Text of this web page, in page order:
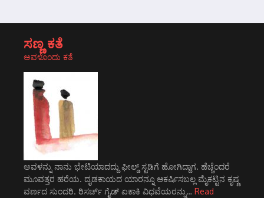
ಸಣ್ಣ ಕತೆ
ಅವಳೊಂದು ಕತೆ
ಅವಳನ್ನು ನಾನು ಭೇಟಿಯಾದದ್ದು ಫೀಲ್ಡ್ ಸ್ಟಡಿಗೆ ಹೋಗಿದ್ದಾಗ. ಹೆಚ್ಚೆಂದರೆ
ಮೂವತ್ತರ ಹರೆಯ. ದೃಡಕಾಯದ ಯಾರನ್ನೂ ಆಕರ್ಷಿಸಬಲ್ಲ ಮೈಕಟ್ಟಿನ ಕೃಷ್ಣ
ವರ್ಣದ ಸುಂದರಿ. ರಿಸರ್ಚ್ ಗೈಡ್ ಏಕಾಕಿ ವಿಧವೆಯರನ್ನು… Read